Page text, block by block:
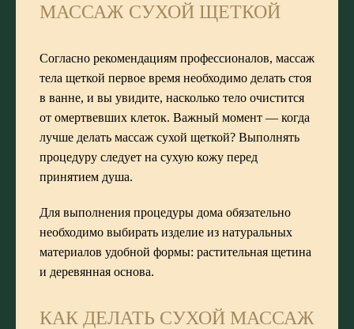
МАССАЖ СУХОЙ ЩЕТКОЙ
Согласно рекомендациям профессионалов, массаж
тела щеткой первое время необходимо делать стоя
в ванне, и вы увидите, насколько тело очистится
от омертвевших клеток. Важный момент — когда
лучше делать массаж сухой щеткой? Выполнять
процедуру следует на сухую кожу перед
принятием душа.
Для выполнения процедуры дома обязательно
необходимо выбирать изделие из натуральных
материалов удобной формы: растительная щетина
и деревянная основа.
КАК ДЕЛАТЬ СУХОЙ МАССАЖ